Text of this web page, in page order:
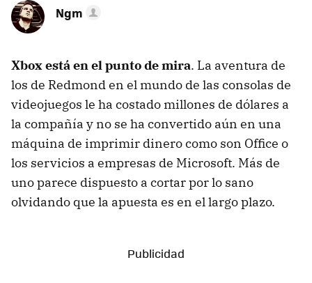
Ngm
Xbox está en el punto de mira. La aventura de
los de Redmond en el mundo de las consolas de
videojuegos le ha costado millones de dólares a
la compañía y no se ha convertido aún en una
máquina de imprimir dinero como son Office o
los servicios a empresas de Microsoft. Más de
uno parece dispuesto a cortar por lo sano
olvidando que la apuesta es en el largo plazo.